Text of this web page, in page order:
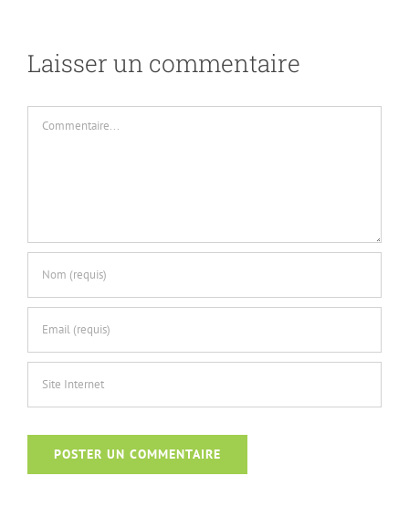
Laisser un commentaire